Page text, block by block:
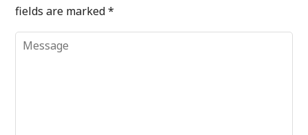
fields are marked*